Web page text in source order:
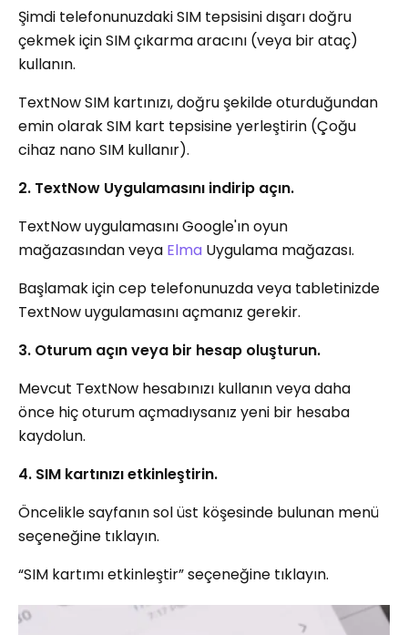
Şimdi telefonunuzdaki SIM tepsisini dışarı doğru
çekmek için SIM çıkarma aracını (veya bir ataç)
kullanın.
TextNow SIM kartınızı, doğru şekilde oturduğundan
emin olarak SIM kart tepsisine yerleştirin (Çoğu
cihaz nano SIM kullanır).
2. TextNow Uygulamasını indirip açın.
TextNow uygulamasını Google'ın oyun
mağazasından veya Elma Uygulama mağazası.
Başlamak için cep telefonunuzda veya tabletinizde
TextNow uygulamasını açmanız gerekir.
3. Oturum açın veya bir hesap oluşturun.
Mevcut TextNow hesabınızı kullanın veya daha
önce hiç oturum açmadıysanız yeni bir hesaba
kaydolun.
4. SIM kartınızı etkinleştirin.
Öncelikle sayfanın sol üst köşesinde bulunan menü
seçeneğine tıklayın.
“SIM kartımı etkinleştir” seçeneğine tıklayın.